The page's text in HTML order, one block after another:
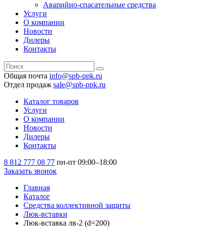
Аварийно-спасательные средства
Услуги
О компании
Новости
Дилеры
Контакты
Общая почта info@spb-ppk.ru
Отдел продаж sale@spb-ppk.ru
Каталог товаров
Услуги
О компании
Новости
Дилеры
Контакты
8 812 777 08 77 пн-пт 09:00–18:00
Заказать звонок
Главная
Каталог
Средства коллективной защиты
Люк-вставки
Люк-вставка лв-2 (d=200)